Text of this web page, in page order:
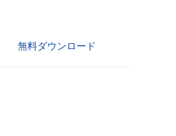
無料ダウンロード